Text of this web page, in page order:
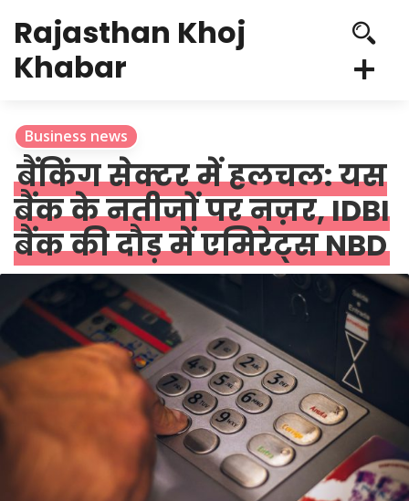
Rajasthan Khoj
Khabar
Business news
बैंकिंग सेक्टर में हलचल: यस
बैंक के नतीजों पर नज़र, IDBI
बैंक की दौड़ में एमिरेट्स NBD